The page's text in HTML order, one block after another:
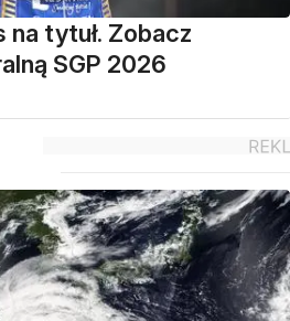
na tytuł. Zobacz
SGP 2026